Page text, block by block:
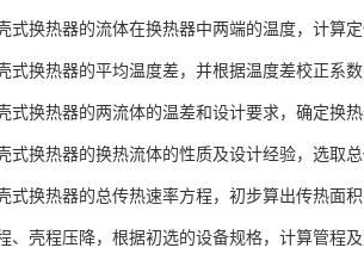
式换热器的流体在换热器中两端的温度，计算
式换热器的平均温度差，并根据温度差校正系
式换热器的两流体的温差和设计要求，确定换热
式换热器的换热流体的性质及设计经验，选取总
式换热器的总传热速率方程，初步算出传热面
、壳程压降，根据初选的设备规格，计算管程及